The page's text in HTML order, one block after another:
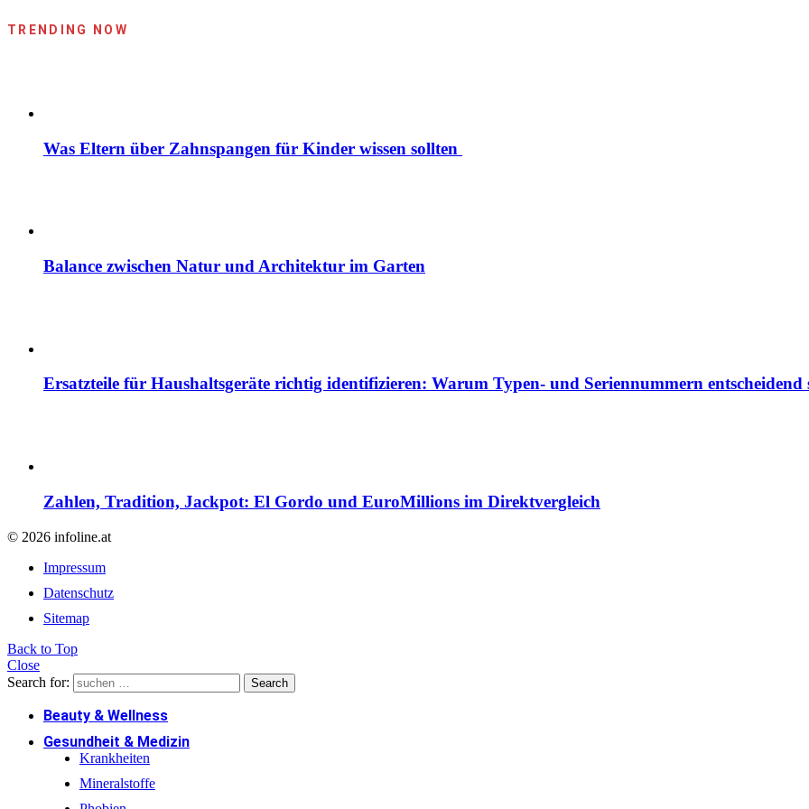
TRENDING NOW
Was Eltern über Zahnspangen für Kinder wissen sollten
Balance zwischen Natur und Architektur im Garten
Ersatzteile für Haushaltsgeräte richtig identifizieren: Warum Typen- und Seriennummern entscheidend
Zahlen, Tradition, Jackpot: El Gordo und EuroMillions im Direktvergleich
© 2026 infoline.at
Impressum
Datenschutz
Sitemap
Back to Top
Close
Search for:
Search
Beauty & Wellness
Gesundheit & Medizin
Krankheiten
Mineralstoffe